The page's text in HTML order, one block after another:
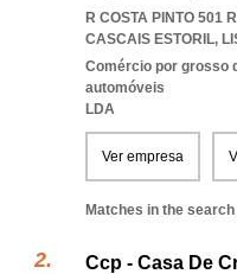
R COSTA PINTO 501
CASCAIS ESTORIL,
Comércio por grosso
automóveis
LDA
Ver empresa
Matches in the
Ccp - Casa De